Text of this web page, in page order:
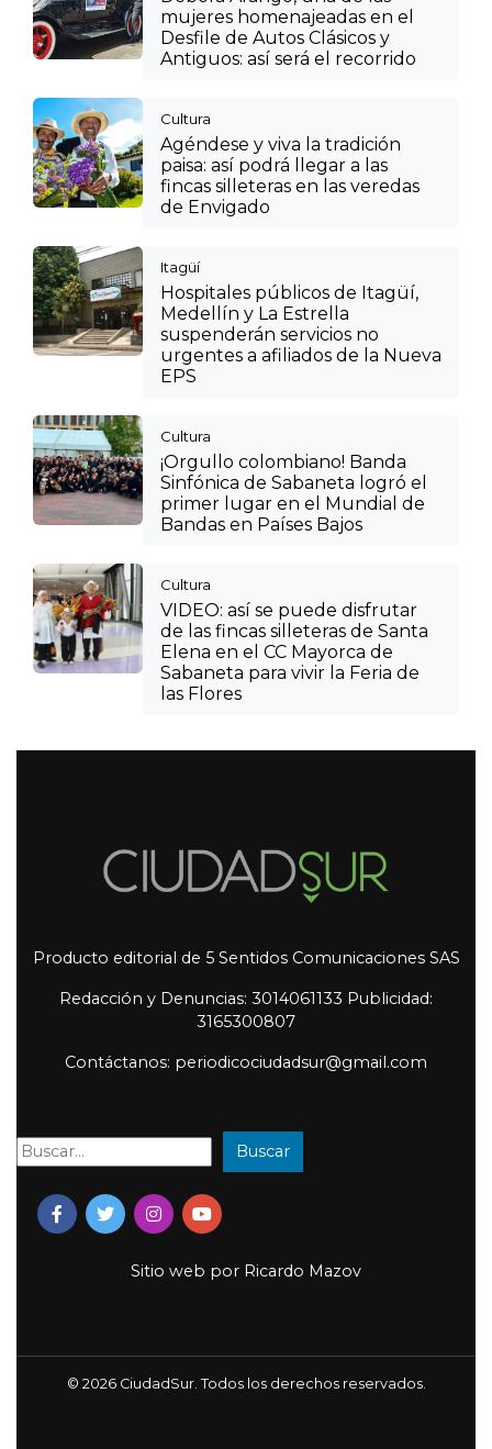
mujeres homenajeadas en el
Desfile de Autos Clásicos y
Antiguos: así será el recorrido
Cultura
Agéndese y viva la tradición
paisa: así podrá llegar a las
fincas silleteras en las veredas
de Envigado
Itagüí
Hospitales públicos de Itagüí,
Medellín y La Estrella
suspenderán servicios no
urgentes a afiliados de la Nueva
EPS
Cultura
¡Orgullo colombiano! Banda
Sinfónica de Sabaneta logró el
primer lugar en el Mundial de
Bandas en Países Bajos
Cultura
VIDEO: así se puede disfrutar
de las fincas silleteras de Santa
Elena en el CC Mayorca de
Sabaneta para vivir la Feria de
las Flores
Producto editorial de 5 Sentidos Comunicaciones SAS
Redacción y Denuncias: 3014061133 Publicidad:
3165300807
Contáctanos: periodicociudadsur@gmail.com
Buscar: Buscar
Sitio web por Ricardo Mazov
© 2026 CiudadSur. Todos los derechos reservados.